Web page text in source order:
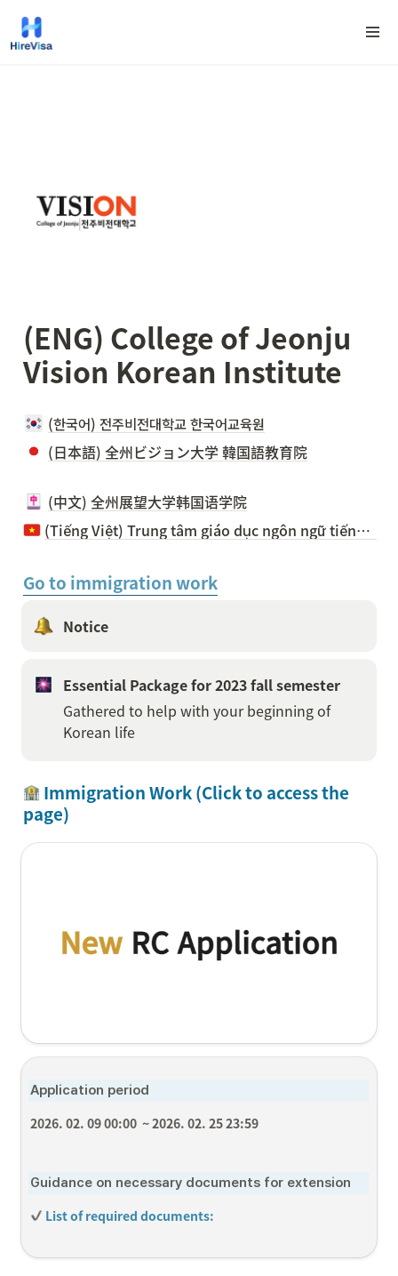
(ENG) College of Jeonju
Vision Korean Institute
(한국어) 전주비전대학교 한국어교육원
(日本語) 全州ビジョン大学 韓国語教育院
(中文) 全州展望大学韩国语学院
(Tiếng Việt) Trung tâm giáo dục ngôn ngữ tiếng Hàn trường đại học tầm nhìn Jeonju
Go to immigration work
Notice
Essential Package for 2023 fall semester
Gathered to help with your beginning of
Korean life
Immigration Work (Click to access the
page)
Application period
2026. 02. 09 00:00  ~ 2026. 02. 25 23:59
Guidance on necessary documents for extension
List of required documents:
Please check below for specific examples and guidelines.